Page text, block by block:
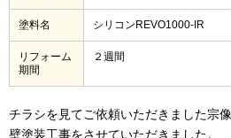
塗料名 シリコンREVO1000-IR
リフォーム
期間
２週間
チラシを見てご依頼いただきました宗
壁塗装工事をさせていただきました。